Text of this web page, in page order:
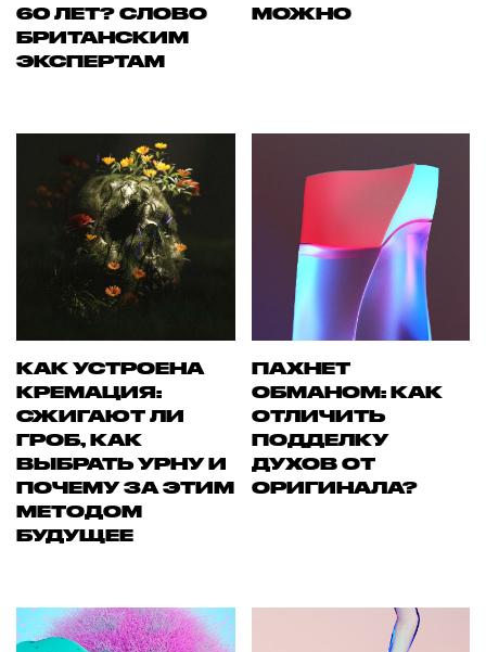
60 ЛЕТ? СЛОВО
БРИТАНСКИМ
ЭКСПЕРТАМ
МОЖНО
КАК УСТРОЕНА
КРЕМАЦИЯ:
СЖИГАЮТ ЛИ
ГРОБ, КАК
ВЫБРАТЬ УРНУ И
ПОЧЕМУ ЗА ЭТИМ
МЕТОДОМ
БУДУЩЕЕ
ПАХНЕТ
ОБМАНОМ: КАК
ОТЛИЧИТЬ
ПОДДЕЛКУ
ДУХОВ ОТ
ОРИГИНАЛА?